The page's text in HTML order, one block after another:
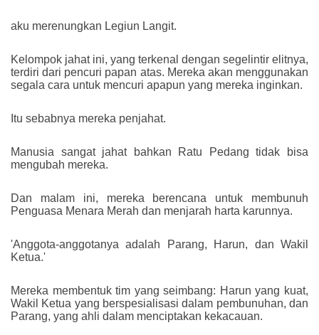
aku merenungkan Legiun Langit.
Kelompok jahat ini, yang terkenal dengan segelintir elitnya,
terdiri dari pencuri papan atas. Mereka akan menggunakan
segala cara untuk mencuri apapun yang mereka inginkan.
Itu sebabnya mereka penjahat.
Manusia sangat jahat bahkan Ratu Pedang tidak bisa
mengubah mereka.
Dan malam ini, mereka berencana untuk membunuh
Penguasa Menara Merah dan menjarah harta karunnya.
'Anggota-anggotanya adalah Parang, Harun, dan Wakil
Ketua.'
Mereka membentuk tim yang seimbang: Harun yang kuat,
Wakil Ketua yang berspesialisasi dalam pembunuhan, dan
Parang, yang ahli dalam menciptakan kekacauan.